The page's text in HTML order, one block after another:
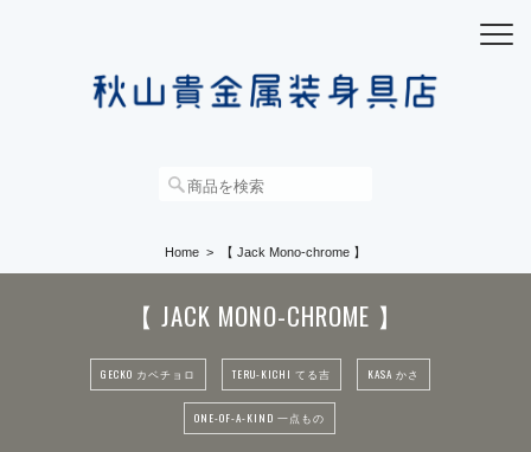
Home 【 Jack Mono-chrome 】
【 JACK MONO-CHROME 】
GECKO カベチョロ TERU-KICHI てる吉 KASA かさ
ONE-OF-A-KIND 一点もの